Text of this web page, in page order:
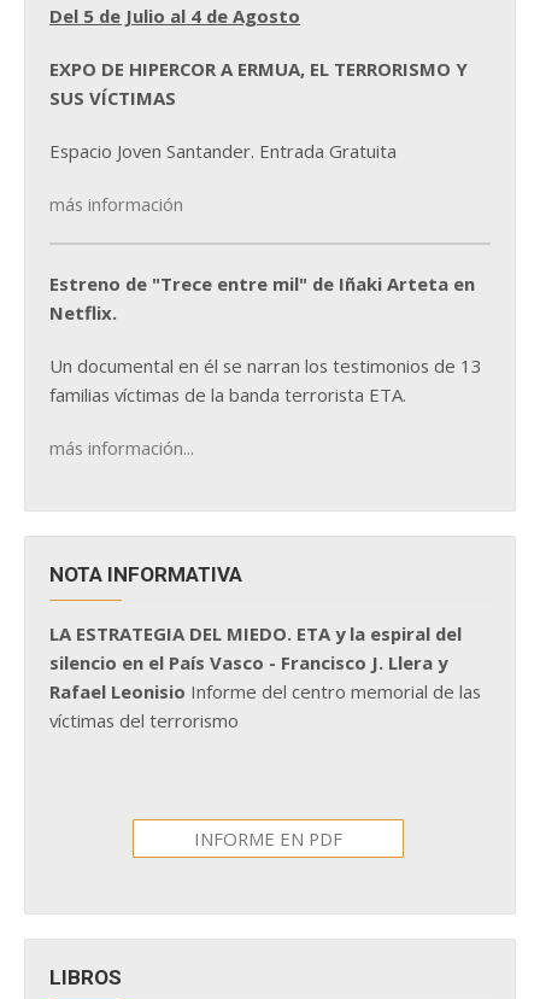
Del 5 de Julio al 4 de Agosto
EXPO DE HIPERCOR A ERMUA, EL TERRORISMO Y
SUS VÍCTIMAS
Espacio Joven Santander. Entrada Gratuita
más información
Estreno de "Trece entre mil" de Iñaki Arteta en
Netflix.
Un documental en él se narran los testimonios de 13
familias víctimas de la banda terrorista ETA.
más información...
NOTA INFORMATIVA
LA ESTRATEGIA DEL MIEDO. ETA y la espiral del
silencio en el País Vasco - Francisco J. Llera y
Rafael Leonisio Informe del centro memorial de las
víctimas del terrorismo
INFORME EN PDF
LIBROS